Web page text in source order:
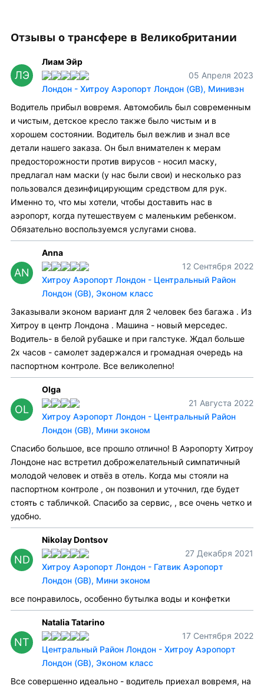
Отзывы о трансфере в Великобритании
ЛЭ
Лиам Эйр
05 Апреля 2023
Лондон - Хитроу Аэропорт Лондон (GB), Минивэн
Водитель прибыл вовремя. Автомобиль был современным
и чистым, детское кресло также было чистым и в
хорошем состоянии. Водитель был вежлив и знал все
детали нашего заказа. Он был внимателен к мерам
предосторожности против вирусов - носил маску,
предлагал нам маски (у нас были свои) и несколько раз
пользовался дезинфицирующим средством для рук.
Именно то, что мы хотели, чтобы доставить нас в
аэропорт, когда путешествуем с маленьким ребенком.
Обязательно воспользуемся услугами снова.
AN
Anna
12 Сентября 2022
Хитроу Аэропорт Лондон - Центральный Район
Лондон (GB), Эконом класс
Заказывали эконом вариант для 2 человек без багажа . Из
Хитроу в центр Лондона . Машина - новый мерседес.
Водитель- в белой рубашке и при галстуке. Ждал больше
2х часов - самолет задержался и громадная очередь на
паспортном контроле. Все великолепно!
OL
Olga
21 Августа 2022
Хитроу Аэропорт Лондон - Центральный Район
Лондон (GB), Мини эконом
Спасибо большое, все прошло отлично! В Аэропорту Хитроу
Лондоне нас встретил доброжелательный симпатичный
молодой человек и отвёз в отель. Когда мы стояли на
паспортном контроле , он позвонил и уточнил, где будет
стоять с табличкой. Спасибо за сервис, , все очень четко и
удобно.
ND
Nikolay Dontsov
27 Декабря 2021
Хитроу Аэропорт Лондон - Гатвик Аэропорт
Лондон (GB), Мини эконом
все понравилось, особенно бутылка воды и конфетки
NT
Natalia Tatarino
17 Сентября 2022
Центральный Район Лондон - Хитроу Аэропорт
Лондон (GB), Эконом класс
Все совершенно идеально - водитель приехал вовремя, на